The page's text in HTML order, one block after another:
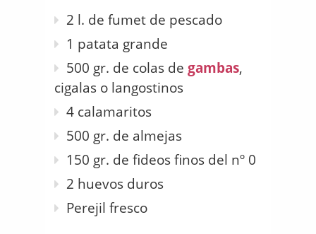
2 l. de fumet de pescado
1 patata grande
500 gr. de colas de gambas,
cigalas o langostinos
4 calamaritos
500 gr. de almejas
150 gr. de fideos finos del nº 0
2 huevos duros
Perejil fresco